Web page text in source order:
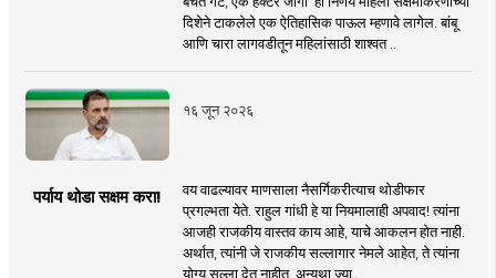
दिशेने टाकलेले एक ऐतिहासिक पाऊल म्हणावे लागेल. बांबू
आणि चारा लागवडीतून महिलांसाठी शाश्वत ..
१६ जून २०२६
पर्याय थोडा सक्षम करा!
वय वाढल्यावर माणसाला नैसर्गिकरीत्याच थोडीफार
प्रगल्भता येते. राहुल गांधी हे या नियमालाही अपवाद! त्यांना
आजही राजकीय वास्तव काय आहे, याचे आकलन होत नाही.
अर्थात, त्यांनी जे राजकीय सल्लागार नेमले आहेत, ते त्यांना
योग्य सल्ला देत नाहीत, अन्यथा ज्या ..